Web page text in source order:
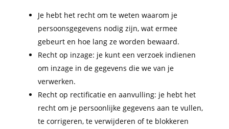
Je hebt het recht om te weten waarom je
persoonsgegevens nodig zijn, wat ermee
gebeurt en hoe lang ze worden bewaard.
Recht op inzage: je kunt een verzoek indienen
om inzage in de gegevens die we van je
verwerken.
Recht op rectificatie en aanvulling: je hebt het
recht om je persoonlijke gegevens aan te vullen,
te corrigeren, te verwijderen of te blokkeren